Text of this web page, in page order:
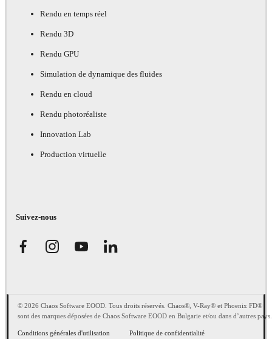
Rendu en temps réel
Rendu 3D
Rendu GPU
Simulation de dynamique des fluides
Rendu en cloud
Rendu photoréaliste
Innovation Lab
Production virtuelle
Suivez-nous
© 2026 Chaos Software EOOD. Tous droits réservés. Chaos®, V-Ray® et Phoenix FD®
sont des marques déposées de Chaos Software EOOD en Bulgarie et/ou dans d’autres pays.
Conditions générales d'utilisation
Politique de confidentialité